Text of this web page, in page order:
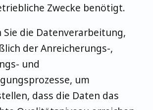
Zwecke benötigt.
Sie die Datenverarbeitung,
der Anreicherungs-,
und
um
dass die Daten das